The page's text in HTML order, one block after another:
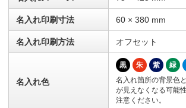
名入れ印刷寸法 60 × 380 mm
名入れ印刷方法 オフセット
名入れ色
黒 朱 紫 緑
名入れ箇所の背景色
が見えなくなる可能
注意ください。